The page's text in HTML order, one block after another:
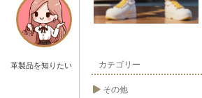
革製品を知りたい カテゴリー
その他